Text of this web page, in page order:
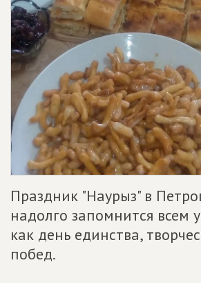
Праздник "Наурыз" в
надолго запомнится всем
как день единства,
побед.